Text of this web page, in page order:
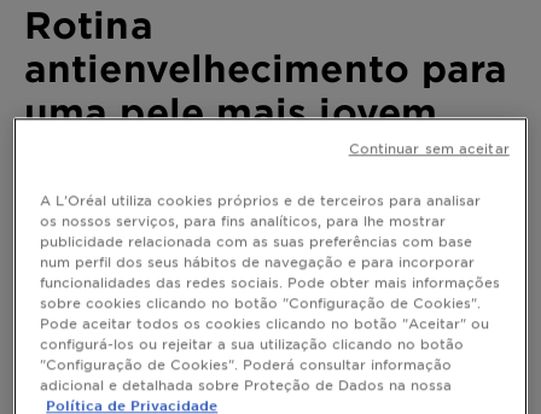
Rotina
antienvelhecimento para
uma pele mais jovem
natural, mas existem formas de o
abrandar e manter uma pele radiante e
mais jovem durante mais tempo.
Última atualização setembro 30, 2025
ANTI-IDADE
A pele é um dos órgãos que mais revela sinais de
envelhecimento. É normal: é a camada mais externa
A L'Oréal utiliza cookies próprios e de terceiros para analisar
os nossos serviços, para fins analíticos, para lhe mostrar
publicidade relacionada com as suas preferências com base
num perfil dos seus hábitos de navegação e para incorporar
funcionalidades das redes sociais. Pode obter mais informações
sobre cookies clicando no botão "Configuração de Cookies".
Pode aceitar todos os cookies clicando no botão "Aceitar" ou
configurá-los ou rejeitar a sua utilização clicando no botão
"Configuração de Cookies". Poderá consultar informação
adicional e detalhada sobre Proteção de Dados na nossa
Política de Privacidade
Continuar sem aceitar